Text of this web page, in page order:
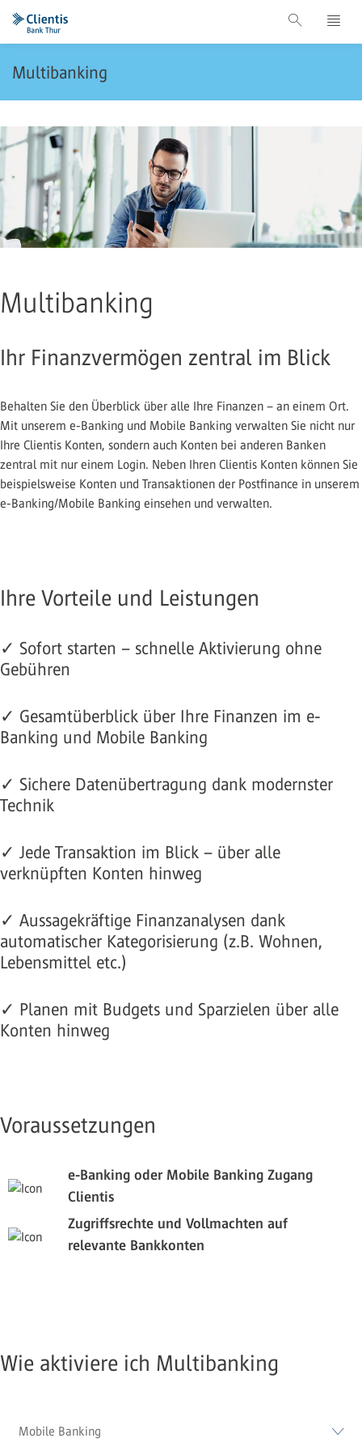
Multibanking
Multibanking
Ihr Finanzvermögen zentral im Blick
Behalten Sie den Überblick über alle Ihre Finanzen – an einem Ort.
Mit unserem e-Banking und Mobile Banking verwalten Sie nicht nur
Ihre Clientis Konten, sondern auch Konten bei anderen Banken
zentral mit nur einem Login. Neben Ihren Clientis Konten können Sie
beispielsweise Konten und Transaktionen der Postfinance in unserem
e-Banking/Mobile Banking einsehen und verwalten.
Ihre Vorteile und Leistungen
✓ Sofort starten – schnelle Aktivierung ohne
Gebühren
✓ Gesamtüberblick über Ihre Finanzen im e-
Banking und Mobile Banking
✓ Sichere Datenübertragung dank modernster
Technik
✓ Jede Transaktion im Blick – über alle
verknüpften Konten hinweg
✓ Aussagekräftige Finanzanalysen dank
automatischer Kategorisierung (z.B. Wohnen,
Lebensmittel etc.)
✓ Planen mit Budgets und Sparzielen über alle
Konten hinweg
Voraussetzungen
e-Banking oder Mobile Banking Zugang
Clientis
Zugriffsrechte und Vollmachten auf
relevante Bankkonten
Wie aktiviere ich Multibanking
Mobile Banking